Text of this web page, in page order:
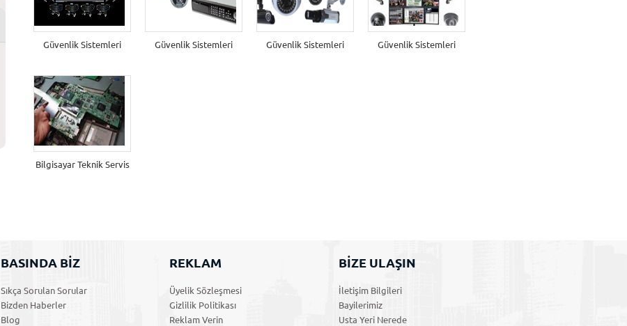
Güvenlik Sistemleri Güvenlik Sistemleri Güvenlik Sistemleri Güvenlik Sistemleri
Bilgisayar Teknik Servis
BASINDA BİZ
Sıkça Sorulan Sorular
Bizden Haberler
Blog
REKLAM
Üyelik Sözleşmesi
Gizlilik Politikası
Reklam Verin
BİZE ULAŞIN
İletişim Bilgileri
Bayilerimiz
Usta Yeri Nerede